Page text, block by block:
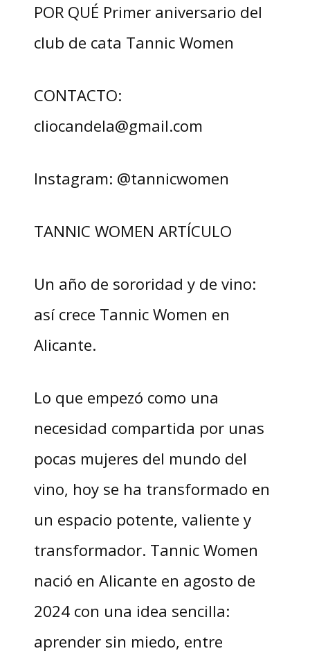
POR QUÉ Primer aniversario del
club de cata Tannic Women
CONTACTO:
cliocandela@gmail.com
Instagram: @tannicwomen
TANNIC WOMEN ARTÍCULO
Un año de sororidad y de vino:
así crece Tannic Women en
Alicante.
Lo que empezó como una
necesidad compartida por unas
pocas mujeres del mundo del
vino, hoy se ha transformado en
un espacio potente, valiente y
transformador. Tannic Women
nació en Alicante en agosto de
2024 con una idea sencilla:
aprender sin miedo, entre